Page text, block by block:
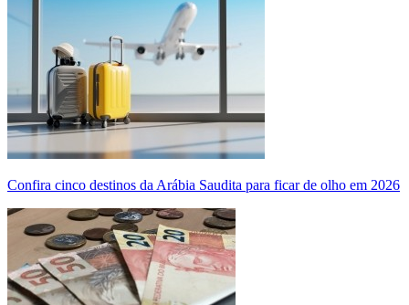
Confira cinco destinos da Arábia Saudita para ficar de olho em 2026